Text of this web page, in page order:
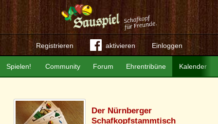
Registrieren aktivieren Einloggen
Community Forum Ehrentribüne Kalender
Spielen!
Der Nürnberger
Schafkopfstammtisch